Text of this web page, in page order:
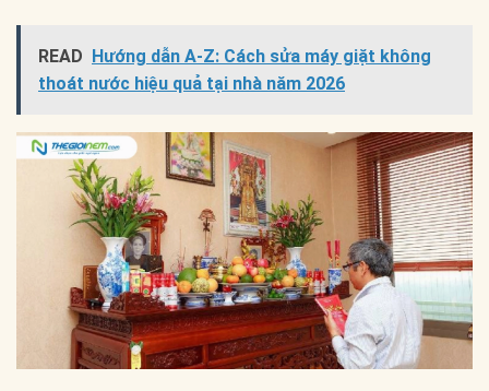
READ Hướng dẫn A-Z: Cách sửa máy giặt không
thoát nước hiệu quả tại nhà năm 2026